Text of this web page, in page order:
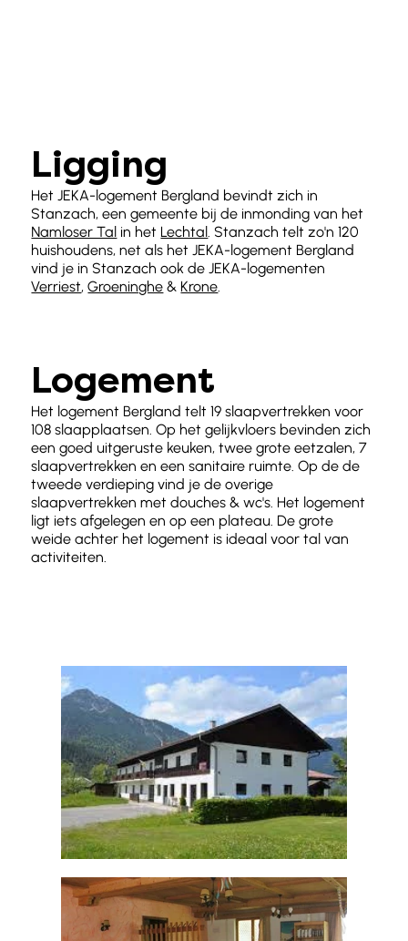
Ligging
Het JEKA-logement Bergland bevindt zich in
Stanzach, een gemeente bij de inmonding van het
Namloser Tal in het Lechtal. Stanzach telt zo'n 120
huishoudens, net als het JEKA-logement Bergland
vind je in Stanzach ook de JEKA-logementen
Verriest,Groeninghe & Krone.
Logement
Het logement Bergland telt 19 slaapvertrekken voor
108 slaapplaatsen. Op het gelijkvloers bevinden zich
een goed uitgeruste keuken, twee grote eetzalen, 7
slaapvertrekken en een sanitaire ruimte. Op de de
tweede verdieping vind je de overige
slaapvertrekken met douches & wc's. Het logement
ligt iets afgelegen en op een plateau. De grote
weide achter het logement is ideaal voor tal van
activiteiten.